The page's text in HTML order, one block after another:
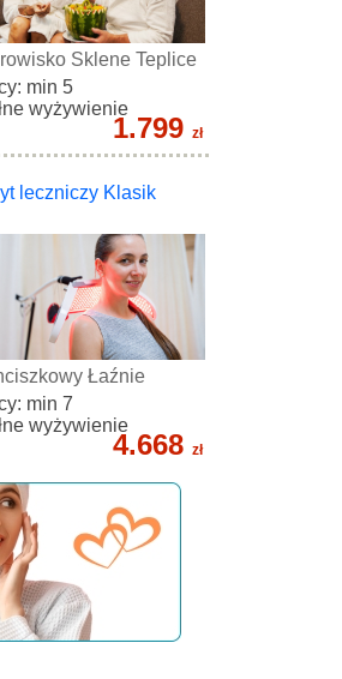
Sklene Teplice
min 5
wyżywienie
1.799 zł
leczniczy Klasik
Łaźnie
min 7
wyżywienie
4.668 zł